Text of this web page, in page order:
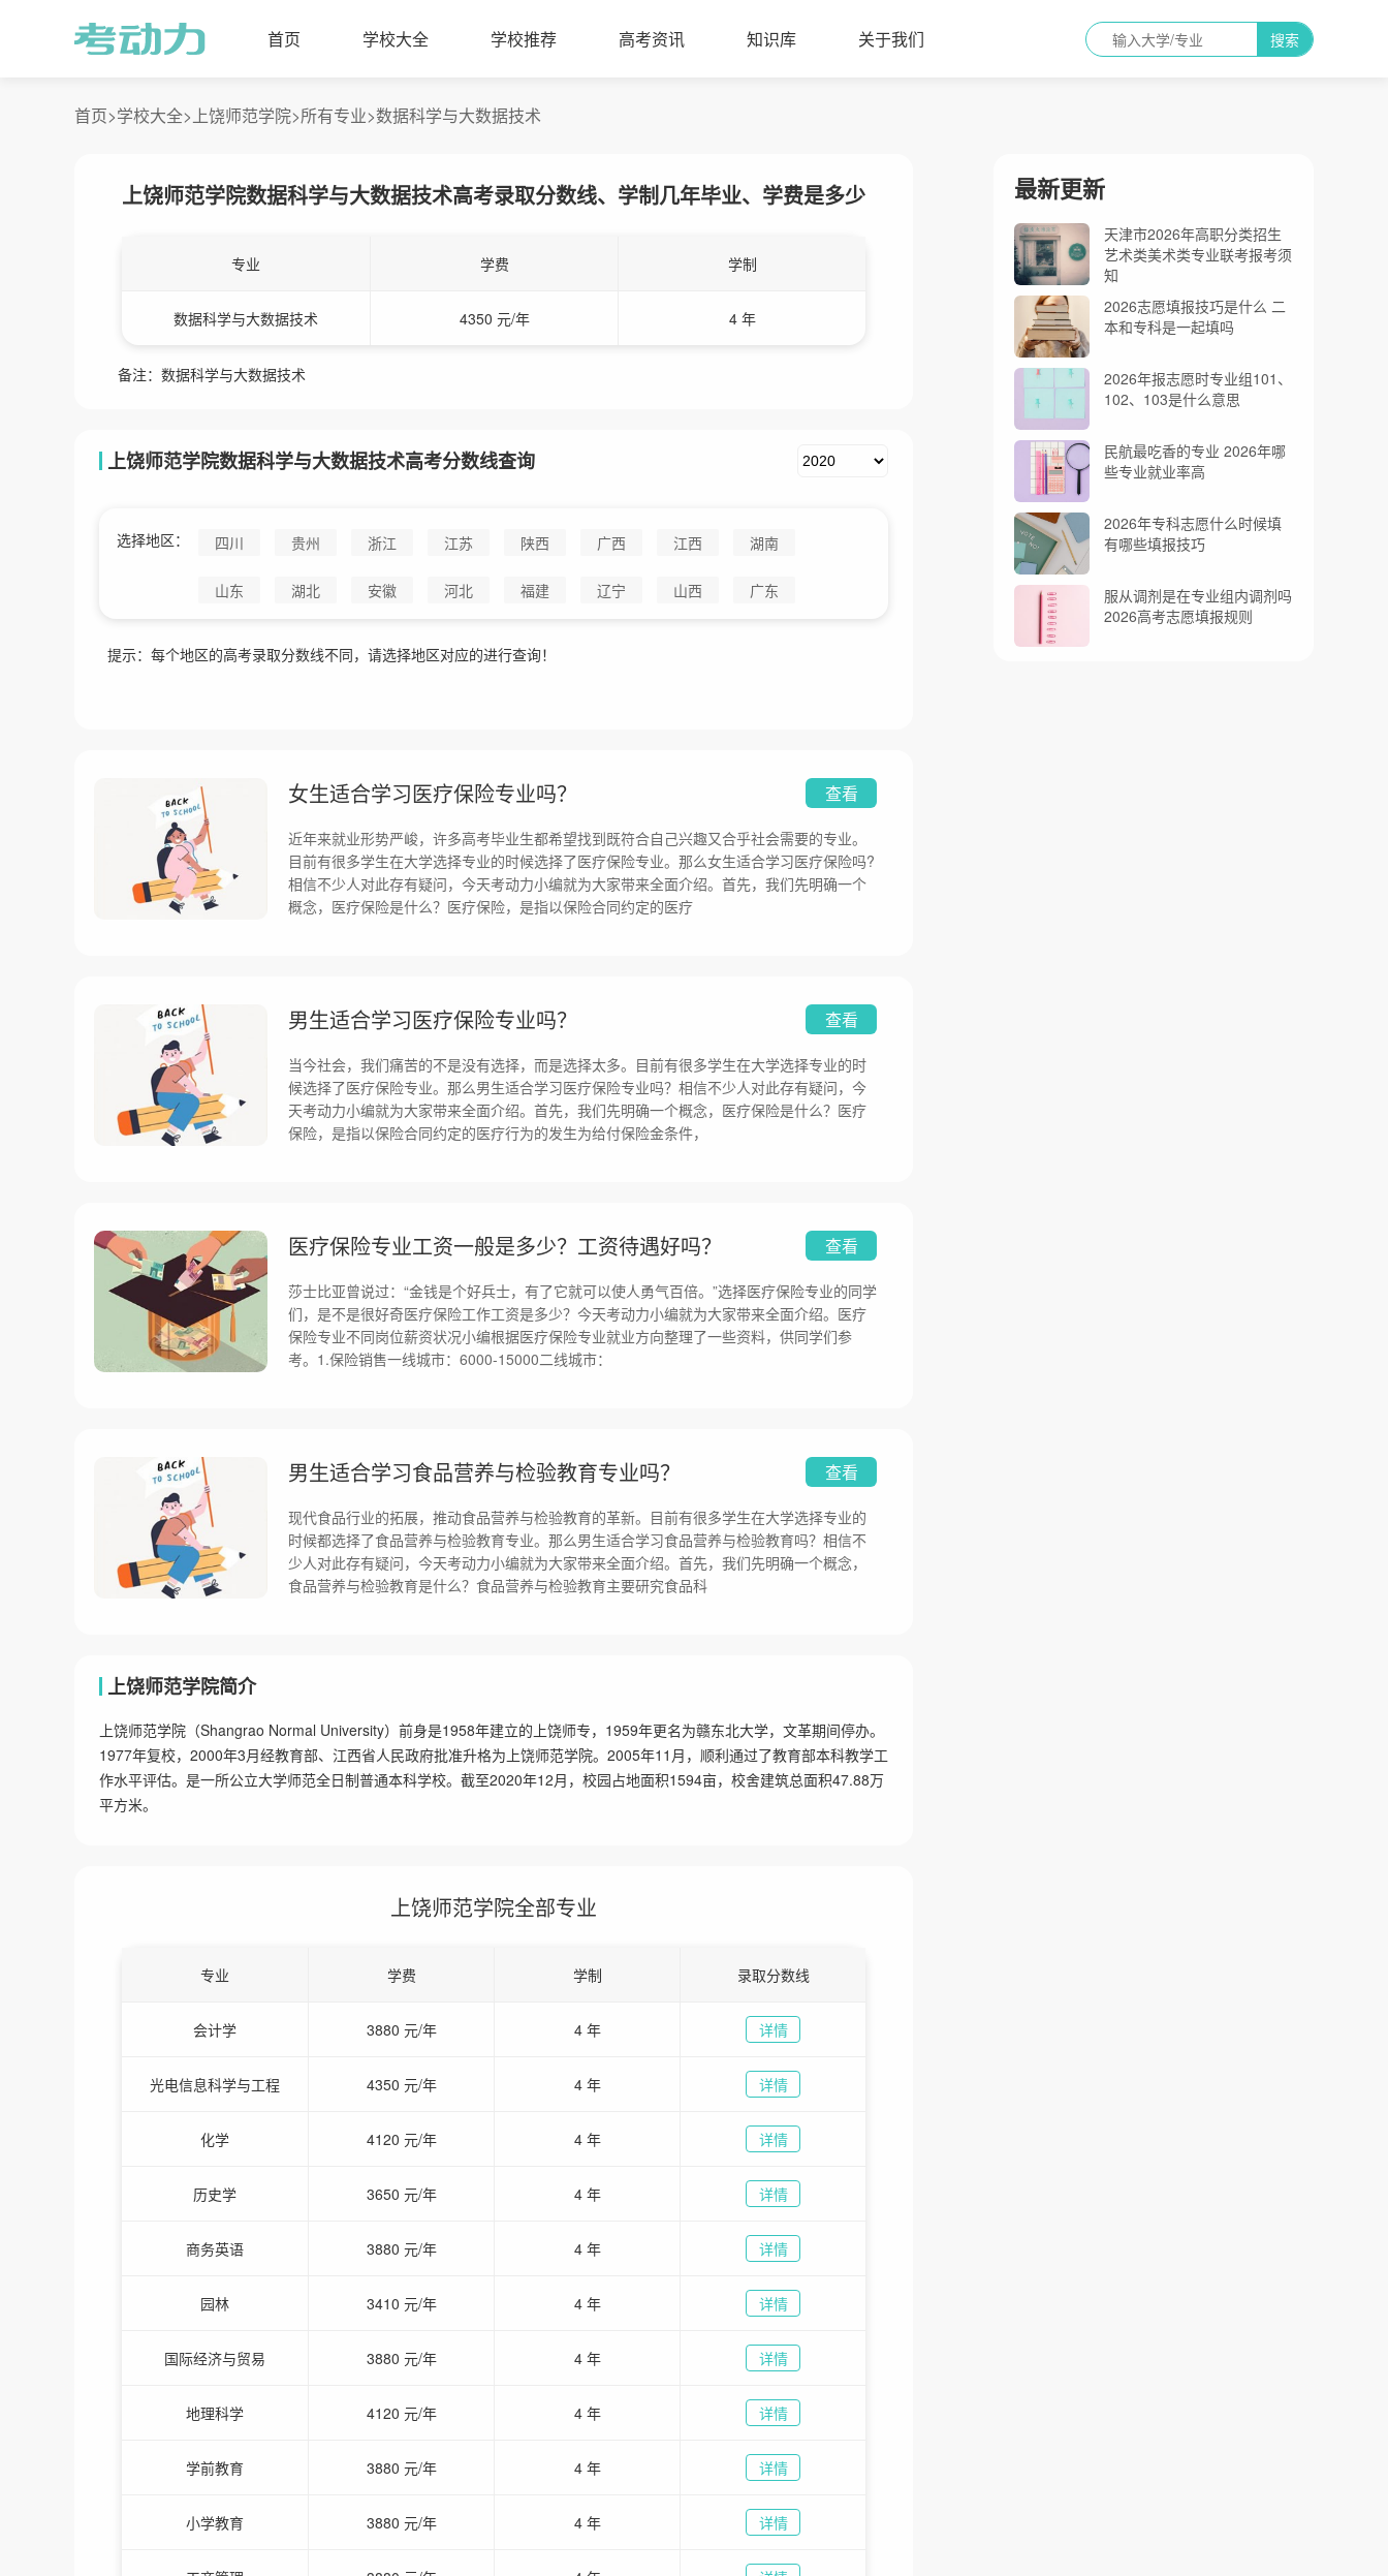
首页 学校大全 学校推荐 高考资讯 知识库 关于我们 搜索
首页>学校大全>上饶师范学院>所有专业>数据科学与大数据技术
上饶师范学院数据科学与大数据技术高考录取分数线、学制几年毕业、学费是多少
专业 学费 学制
数据科学与大数据技术 4350 元/年 4 年
备注：数据科学与大数据技术
上饶师范学院数据科学与大数据技术高考分数线查询
选择地区： 四川 贵州 浙江 江苏 陕西 广西 江西 湖南
山东 湖北 安徽 河北 福建 辽宁 山西 广东
提示：每个地区的高考录取分数线不同，请选择地区对应的进行查询！
女生适合学习医疗保险专业吗？ 查看
近年来就业形势严峻，许多高考毕业生都希望找到既符合自己兴趣又合乎社会需要的专业。
目前有很多学生在大学选择专业的时候选择了医疗保险专业。那么女生适合学习医疗保险吗?
相信不少人对此存有疑问，今天考动力小编就为大家带来全面介绍。首先，我们先明确一个
概念，医疗保险是什么？医疗保险，是指以保险合同约定的医疗
男生适合学习医疗保险专业吗？ 查看
当今社会，我们痛苦的不是没有选择，而是选择太多。目前有很多学生在大学选择专业的时
候选择了医疗保险专业。那么男生适合学习医疗保险专业吗？相信不少人对此存有疑问，今
天考动力小编就为大家带来全面介绍。首先，我们先明确一个概念，医疗保险是什么？医疗
保险，是指以保险合同约定的医疗行为的发生为给付保险金条件，
医疗保险专业工资一般是多少？工资待遇好吗？ 查看
莎士比亚曾说过：“金钱是个好兵士，有了它就可以使人勇气百倍。”选择医疗保险专业的同学
们，是不是很好奇医疗保险工作工资是多少？今天考动力小编就为大家带来全面介绍。医疗
保险专业不同岗位薪资状况小编根据医疗保险专业就业方向整理了一些资料，供同学们参
考。1.保险销售一线城市：6000-15000二线城市：
男生适合学习食品营养与检验教育专业吗？ 查看
现代食品行业的拓展，推动食品营养与检验教育的革新。目前有很多学生在大学选择专业的
时候都选择了食品营养与检验教育专业。那么男生适合学习食品营养与检验教育吗？相信不
少人对此存有疑问，今天考动力小编就为大家带来全面介绍。首先，我们先明确一个概念，
食品营养与检验教育是什么？食品营养与检验教育主要研究食品科
上饶师范学院简介
上饶师范学院（Shangrao Normal University）前身是1958年建立的上饶师专，1959年更名为赣东北大学，文革期间停办。
1977年复校，2000年3月经教育部、江西省人民政府批准升格为上饶师范学院。2005年11月，顺利通过了教育部本科教学工
作水平评估。是一所公立大学师范全日制普通本科学校。截至2020年12月，校园占地面积1594亩，校舍建筑总面积47.88万
平方米。
上饶师范学院全部专业
专业 学费 学制 录取分数线
会计学 3880 元/年 4 年 详情
光电信息科学与工程 4350 元/年 4 年 详情
化学 4120 元/年 4 年 详情
历史学 3650 元/年 4 年 详情
商务英语 3880 元/年 4 年 详情
园林 3410 元/年 4 年 详情
国际经济与贸易 3880 元/年 4 年 详情
地理科学 4120 元/年 4 年 详情
学前教育 3880 元/年 4 年 详情
小学教育 3880 元/年 4 年 详情
最新更新
天津市2026年高职分类招生
艺术类美术类专业联考报考须
知
2026志愿填报技巧是什么 二
本和专科是一起填吗
2026年报志愿时专业组101、
102、103是什么意思
民航最吃香的专业 2026年哪
些专业就业率高
2026年专科志愿什么时候填
有哪些填报技巧
服从调剂是在专业组内调剂吗
2026高考志愿填报规则